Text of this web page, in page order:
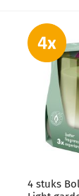
4 stuks